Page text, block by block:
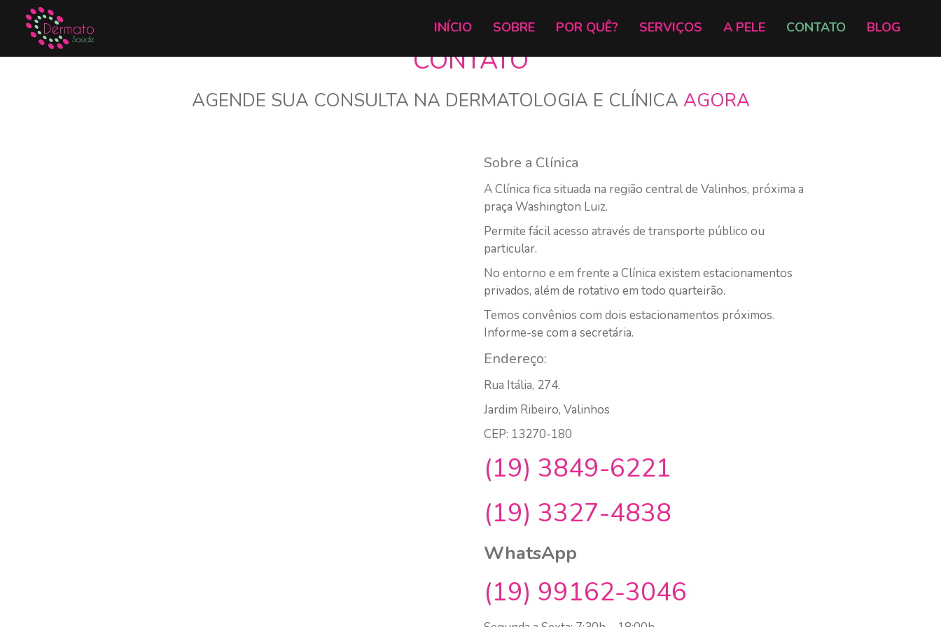
INÍCIO SOBRE POR QUÊ? SERVIÇOS A PELE CONTATO BLOG
CONTATO
AGENDE SUA CONSULTA NA DERMATOLOGIA E CLÍNICA AGORA
Sobre a Clínica
A Clínica fica situada na região central de Valinhos, próxima a
praça Washington Luiz.
Permite fácil acesso através de transporte público ou
particular.
No entorno e em frente a Clínica existem estacionamentos
privados, além de rotativo em todo quarteirão.
Temos convênios com dois estacionamentos próximos.
Informe-se com a secretária.
Endereço:
Rua Itália, 274.
Jardim Ribeiro, Valinhos
CEP: 13270-180
(19) 3849-6221
(19) 3327-4838
WhatsApp
(19) 99162-3046